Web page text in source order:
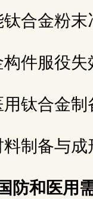
钛合金粉
构件服役
用钛合金
料制备与
防和医用